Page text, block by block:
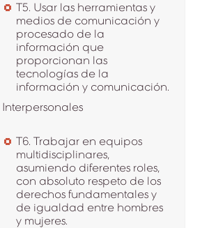
T5. Usar las herramientas y
medios de comunicación y
procesado de la
información que
proporcionan las
tecnologías de la
información y comunicación.
Interpersonales
T6. Trabajar en equipos
multidisciplinares,
asumiendo diferentes roles,
con absoluto respeto de los
derechos fundamentales y
de igualdad entre hombres
y mujeres.